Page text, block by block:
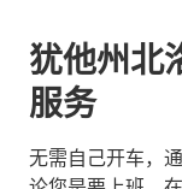
犹他州北
服务
无需自己开车，